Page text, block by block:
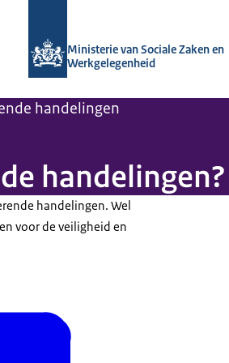
Ministerie van Sociale Zaken en
Werkgelegenheid
handelingen
handelingen?
handelingen. Wel
voor de veiligheid en